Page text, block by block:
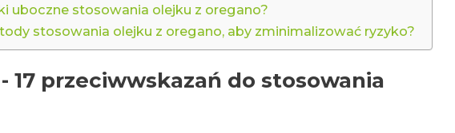
uboczne stosowania olejku z oregano?
stosowania olejku z oregano, aby zminimalizować ryzyko?
17 przeciwwskazań do stosowania